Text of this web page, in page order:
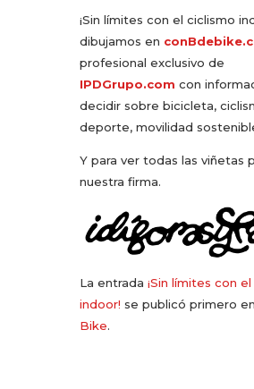
¡Sin límites con el ciclismo
dibujamos en
profesional exclusivo de
IPDGrupo.com con
decidir sobre bicicleta,
deporte, movilidad
Y para ver todas las viñetas
nuestra firma.
La entrada ¡Sin límites con
indoor! se publicó primero en
Bike.